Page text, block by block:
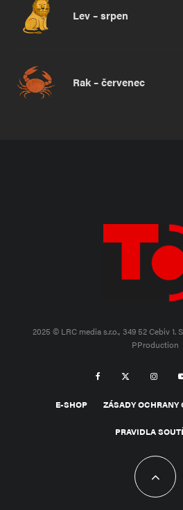
Lev – srpen
Rak – červenec
2025 © LRC media s.r.o., 349 52 Cebiv 1.
PProduction
E-SHOP ZÁSADY
PRAVIDLA